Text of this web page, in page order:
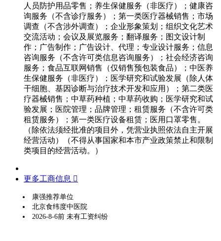
人员防护用品零售；养生保健服务（非医疗）；健康咨
询服务（不含诊疗服务）；第一类医疗器械销售；市场
调查（不含涉外调查）；企业形象策划；组织文化艺术
交流活动；会议及展览服务；翻译服务；图文设计制
作；广告制作；广告设计、代理；专业设计服务；信息
咨询服务（不含许可类信息咨询服务）；社会经济咨询
服务；食品互联网销售（仅销售预包装食品）；中医养
生保健服务（非医疗）；医学研究和试验发展（除人体
干细胞、基因诊断与治疗技术开发和应用）；第二类医
疗器械销售；中草药种植；中草药收购；医学研究和试
验发展；医院管理；品牌管理；租赁服务（不含许可类
租赁服务）；第一类医疗设备租赁；医用口罩零售。
（除依法须经批准的项目外，凭营业执照依法自主开展
经营活动）（不得从事国家和本市产业政策禁止和限制
类项目的经营活动。）
更多工商信息 
康强推荐单位
北京食纬度中医院
2026-8-6前 未有工资纠纷